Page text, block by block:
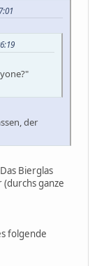
der
Bierglas
ganze
folgende